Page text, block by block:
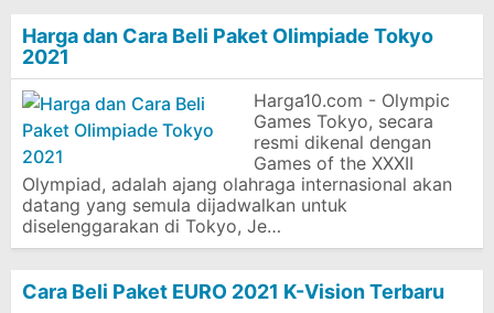
Harga dan Cara Beli Paket Olimpiade Tokyo
2021
Harga10.com - Olympic
Games Tokyo, secara
resmi dikenal dengan
Games of the XXXII
Olympiad, adalah ajang olahraga internasional akan
datang yang semula dijadwalkan untuk
diselenggarakan di Tokyo, Je…
Cara Beli Paket EURO 2021 K-Vision Terbaru